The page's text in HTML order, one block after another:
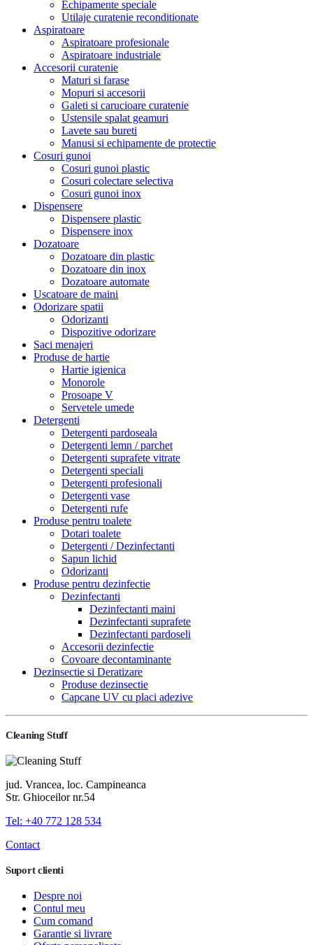
Echipamente speciale
Utilaje curatenie reconditionate
Aspiratoare
Aspiratoare profesionale
Aspiratoare industriale
Accesorii curatenie
Maturi si farase
Mopuri si accesorii
Galeti si carucioare curatenie
Ustensile spalat geamuri
Lavete sau bureti
Manusi si echipamente de protectie
Cosuri gunoi
Cosuri gunoi plastic
Cosuri colectare selectiva
Cosuri gunoi inox
Dispensere
Dispensere plastic
Dispensere inox
Dozatoare
Dozatoare din plastic
Dozatoare din inox
Dozatoare automate
Uscatoare de maini
Odorizare spatii
Odorizanti
Dispozitive odorizare
Saci menajeri
Produse de hartie
Hartie igienica
Monorole
Prosoape V
Servetele umede
Detergenti
Detergenti pardoseala
Detergenti lemn / parchet
Detergenti suprafete vitrate
Detergenti speciali
Detergenti profesionali
Detergenti vase
Detergenti rufe
Produse pentru toalete
Dotari toalete
Detergenti / Dezinfectanti
Sapun lichid
Odorizanti
Produse pentru dezinfectie
Dezinfectanti
Dezinfectanti maini
Dezinfectanti suprafete
Dezinfectanti pardoseli
Accesorii dezinfectie
Covoare decontaminante
Dezinsectie si Deratizare
Produse dezinsectie
Capcane UV cu placi adezive
Cleaning Stuff
jud. Vrancea, loc. Campineanca
Str. Ghioceilor nr.54
Tel: +40 772 128 534
Contact
Suport clienti
Despre noi
Contul meu
Cum comand
Garantie si livrare